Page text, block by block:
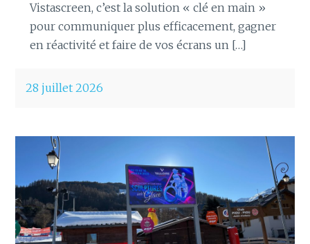
Vistascreen, c’est la solution « clé en main »
pour communiquer plus efficacement, gagner
en réactivité et faire de vos écrans un […]
28 juillet 2026